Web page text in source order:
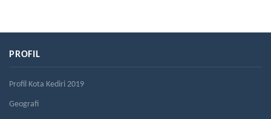
PROFIL
Profil Kota Kediri 2019
Geografi